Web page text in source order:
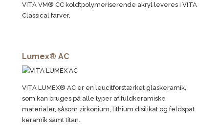
VITA VM® CC koldtpolymeriserende akryl leveres i VITA
Classical farver.
Lumex® AC
VITA LUMEX® AC er en leucitforstærket glaskeramik,
som kan bruges på alle typer af fuldkeramiske
materialer, såsom zirkonium, lithium disilikat og feldspat
keramik samt titan.